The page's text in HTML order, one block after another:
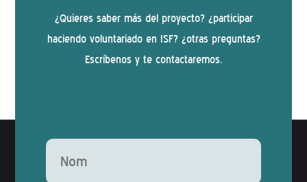
¿Quieres saber más del proyecto? ¿participar
haciendo voluntariado en ISF? ¿otras preguntas?
Escríbenos y te contactaremos.
Deixeu aquest camp buit.